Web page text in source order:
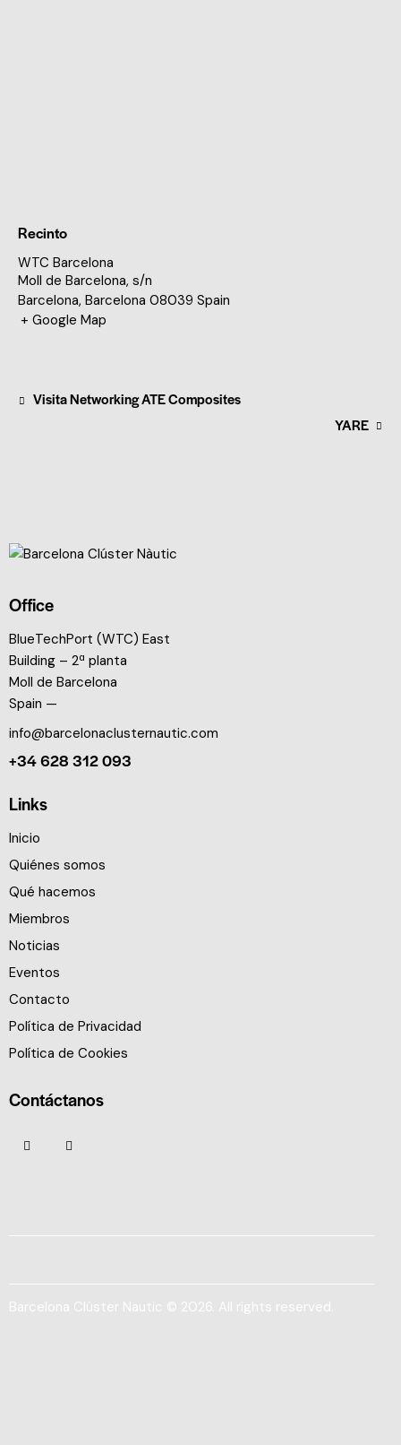
Recinto
WTC Barcelona
Moll de Barcelona, s/n
Barcelona, Barcelona 08039 Spain
+ Google Map
Visita Networking ATE Composites
YARE
Office
BlueTechPort (WTC) East
Building – 2ª planta
Moll de Barcelona
Spain —
info@barcelonaclusternautic.com
+34 628 312 093
Links
Inicio
Quiénes somos
Qué hacemos
Miembros
Noticias
Eventos
Contacto
Política de Privacidad
Política de Cookies
Contáctanos
Barcelona Clúster Nautic © 2026. All rights reserved.